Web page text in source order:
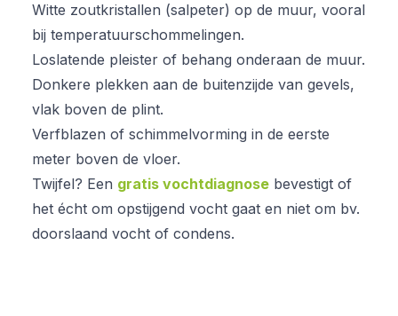
Witte zoutkristallen (salpeter) op de muur, vooral
bij temperatuurschommelingen.
Loslatende pleister of behang onderaan de muur.
Donkere plekken aan de buitenzijde van gevels,
vlak boven de plint.
Verfblazen of schimmelvorming in de eerste
meter boven de vloer.
Twijfel? Een gratis vochtdiagnose bevestigt of
het écht om opstijgend vocht gaat en niet om bv.
doorslaand vocht of condens.